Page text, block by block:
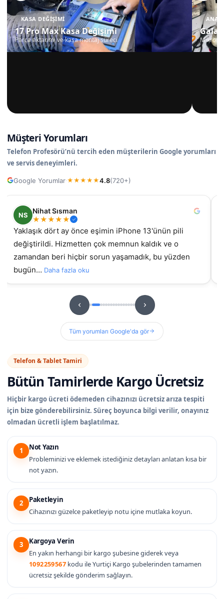
KASA DEĞIŞIMI
17 Pro Max Kasa Değişimi
Parça aktarımı ve kasa montaj süreci
Müşteri Yorumları
Telefon Profesörü’nü tercih eden müşterilerin Google yorumları
ve servis deneyimleri.
Google Yorumlar·★ ★ ★ ★ ★4.8(720+)
NS
Nihat Sısman
★★★★★
Yaklaşık dört ay önce eşimin iPhone 13'ünün pili
değiştirildi. Hizmetten çok memnun kaldık ve o
zamandan beri hiçbir sorun yaşamadık, bu yüzden
bugün… Daha fazla oku
Tüm yorumları Google'da gör
Telefon & Tablet Tamiri
Bütün Tamirlerde Kargo Ücretsiz
Hiçbir kargo ücreti ödemeden cihazınızı ücretsiz arıza tespiti
için bize gönderebilirsiniz. Süreç boyunca bilgi verilir, onayınız
olmadan ücretli işlem başlatılmaz.
1
Not Yazın
Probleminizi ve eklemek istediğiniz detayları anlatan kısa bir
not yazın.
2
Paketleyin
Cihazınızı güzelce paketleyip notu içine mutlaka koyun.
3
Kargoya Verin
En yakın herhangi bir kargo şubesine giderek veya
1092259567 kodu ile Yurtiçi Kargo şubelerinden tamamen
ücretsiz şekilde gönderim sağlayın.